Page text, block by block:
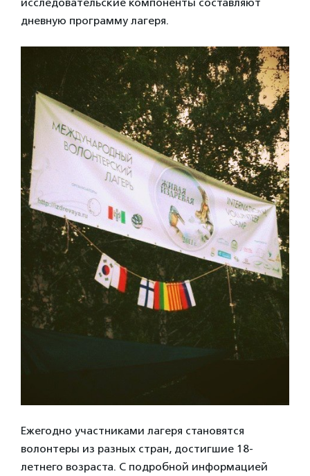
дневную программу лагеря.
Ежегодно участниками лагеря становятся
волонтеры из разных стран, достигшие 18-
летнего возраста. С подробной информацией